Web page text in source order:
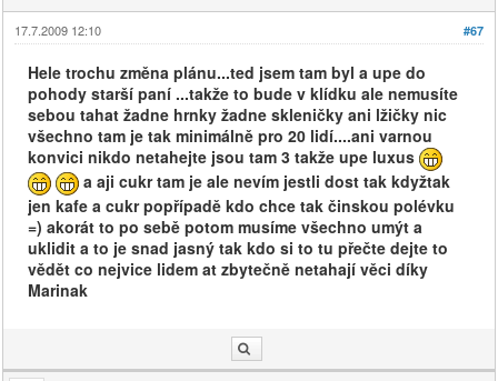
#67
17.7.2009 12:10
Hele trochu změna plánu...ted jsem tam byl a upe do
pohody starší paní ...takže to bude v klídku ale nemusíte
sebou tahat žadne hrnky žadne skleničky ani lžičky nic
všechno tam je tak minimálně pro 20 lidí....ani varnou
konvici nikdo netahejte jsou tam 3 takže upe luxus
a aji cukr tam je ale nevím jestli dost tak kdyžtak
jen kafe a cukr popřípadě kdo chce tak činskou polévku
=) akorát to po sebě potom musíme všechno umýt a
uklidit a to je snad jasný tak kdo si to tu přečte dejte to
vědět co nejvice lidem at zbytečně netahají věci díky
Marinak